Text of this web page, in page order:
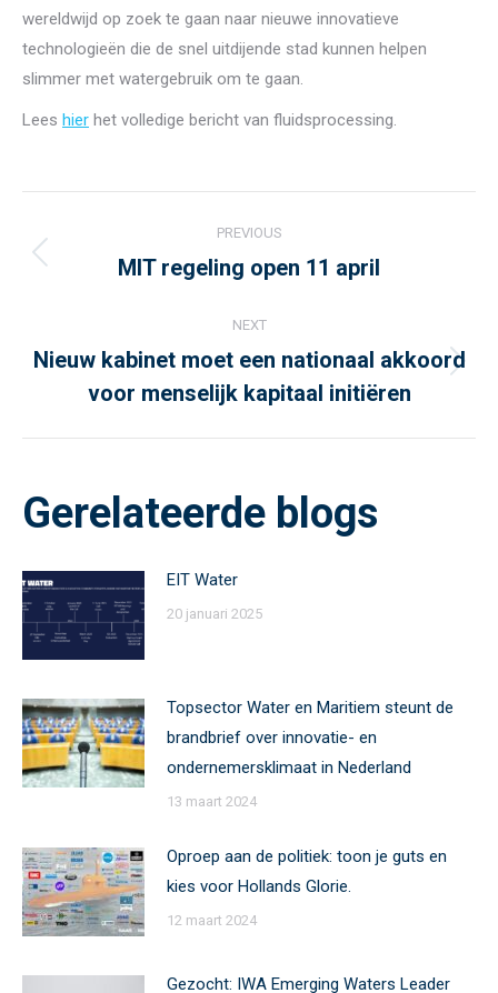
wereldwijd op zoek te gaan naar nieuwe innovatieve
technologieën die de snel uitdijende stad kunnen helpen
slimmer met watergebruik om te gaan.
Lees hier het volledige bericht van fluidsprocessing.
navigation
PREVIOUS
Previous
MIT regeling open 11 april
NEXT
Next
post:
Nieuw kabinet moet een nationaal akkoord
voor menselijk kapitaal initiëren
Gerelateerde blogs
EIT Water
20 januari 2025
Topsector Water en Maritiem steunt de
brandbrief over innovatie- en
ondernemersklimaat in Nederland
13 maart 2024
Oproep aan de politiek: toon je guts en
kies voor Hollands Glorie.
12 maart 2024
Gezocht: IWA Emerging Waters Leader